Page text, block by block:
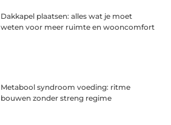
Dakkapel plaatsen: alles wat je moet
weten voor meer ruimte en wooncomfort
Metabool syndroom voeding: ritme
bouwen zonder streng regime